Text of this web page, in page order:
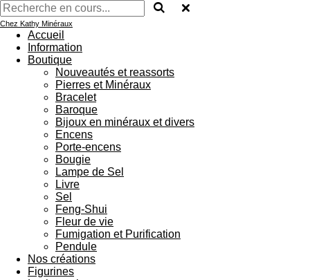
Chez Kathy Minéraux
Accueil
Information
Boutique
Nouveautés et reassorts
Pierres et Minéraux
Bracelet
Baroque
Bijoux en minéraux et divers
Encens
Porte-encens
Bougie
Lampe de Sel
Livre
Sel
Feng-Shui
Fleur de vie
Fumigation et Purification
Pendule
Nos créations
Figurines